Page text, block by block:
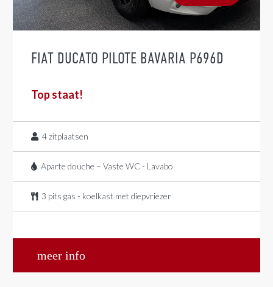
FIAT DUCATO PILOTE BAVARIA P696D
Top staat!
4zitplaatsen
Aparte douche – Vaste WC - Lavabo
3 pits gas - koelkast met diepvriezer
meer info